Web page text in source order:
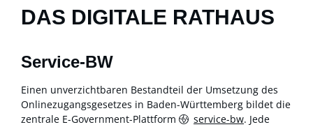
DAS DIGITALE RATHAUS
Service-BW
Einen unverzichtbaren Bestandteil der Umsetzung des
Onlinezugangsgesetzes in Baden-Württemberg bildet die
zentrale E-Government-Plattform
service-bw. Jede